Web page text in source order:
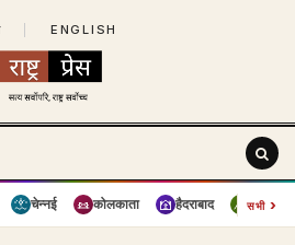
ENGLISH
चेन्नई कोलकाता हैदराबाद पुणे
सभी›